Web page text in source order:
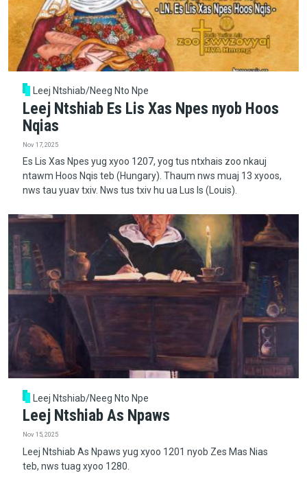
Leej Ntshiab/Neeg Nto Npe
Leej Ntshiab Es Lis Xas Npes nyob Hoos
Nqias
Nov 17, 2025
Es Lis Xas Npes yug xyoo 1207, yog tus ntxhais zoo nkauj
ntawm Hoos Nqis teb (Hungary). Thaum nws muaj 13 xyoos,
nws tau yuav txiv. Nws tus txiv hu ua Lus Is (Louis).
Leej Ntshiab/Neeg Nto Npe
Leej Ntshiab As Npaws
Nov 15, 2025
Leej Ntshiab As Npaws yug xyoo 1201 nyob Zes Mas Nias
teb, nws tuag xyoo 1280.